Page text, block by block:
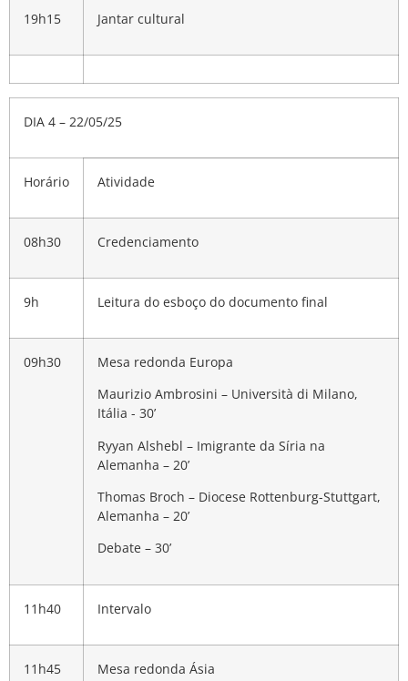
19h15 Jantar cultural
DIA 4 – 22/05/25
Horário Atividade
08h30 Credenciamento
9h Leitura do esboço do documento final
09h30
Mesa redonda Europa
Maurizio Ambrosini – Università di Milano,
Itália - 30’
Ryyan Alshebl – Imigrante da Síria na
Alemanha – 20’
Thomas Broch – Diocese Rottenburg-Stuttgart,
Alemanha – 20’
Debate – 30’
11h40 Intervalo
11h45
Mesa redonda Ásia